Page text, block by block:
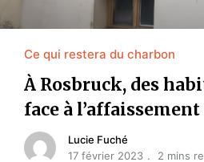
Ce qui restera du charbon
À Rosbruck, des
face à
Lucie Fuché
17 février 2023
2 mins